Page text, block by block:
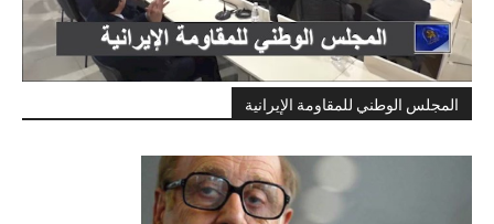
المجلس الوطني للمقاومة الإيرانية